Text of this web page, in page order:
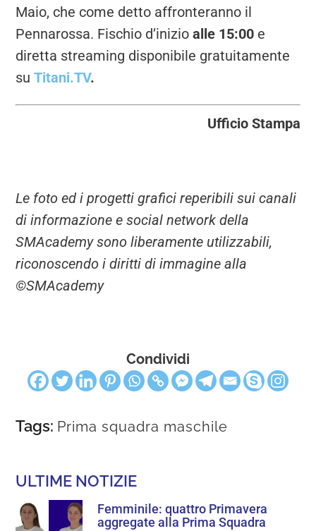
Maio, che come detto affronteranno il
Pennarossa. Fischio d’inizioalle 15:00 e
diretta streaming disponibile gratuitamente
suTitani.TV.
Ufficio Stampa
Le foto ed i progetti grafici reperibili sui canali
di informazione e social network della
SMAcademy sono liberamente utilizzabili,
riconoscendo i diritti di immagine alla
©SMAcademy
Condividi
Tags: Prima squadra maschile
ULTIME NOTIZIE
Femminile: quattro Primavera
aggregate alla Prima Squadra